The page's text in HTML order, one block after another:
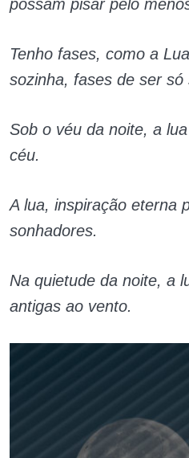
possam pisar pelo
Tenho fases, como a
sozinha, fases de ser só
Sob o véu da noite, a
céu.
A lua, inspiração eterna
sonhadores.
Na quietude da noite, a
antigas ao vento.